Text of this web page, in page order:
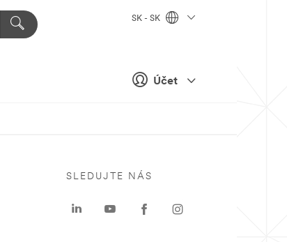
Účet
SK - SK
SLEDUJTE NÁS